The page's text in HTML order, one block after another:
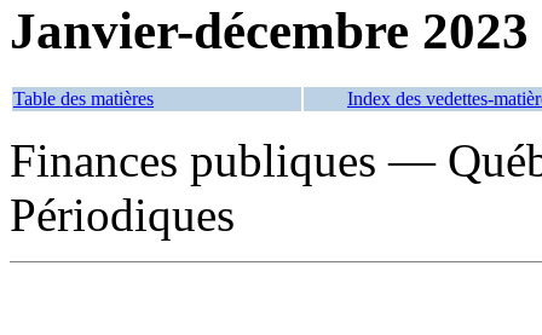
Janvier-décembre 2023
Table des matières Index des vedettes-
Finances publiques —
Périodiques